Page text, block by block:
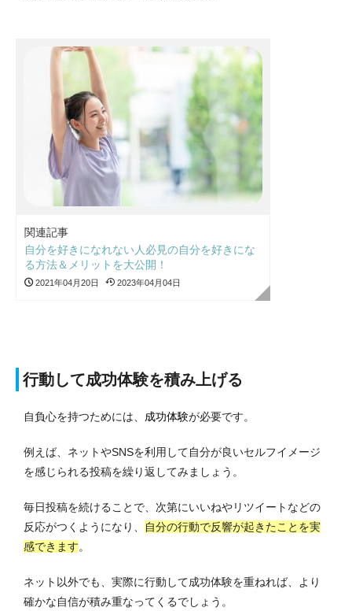
関連記事
自分を好きになれない人必見の自分を好きにな
る方法＆メリットを大公開！
2021年04月20日 2023年04月04日
行動して成功体験を積み上げる
自負心を持つためには、 成功体験が必要です。
例えば、ネットやSNSを利用して自分が良いセルフイメージ
を感じられる投稿を繰り返してみましょう。
毎日投稿を続けることで、次第にいいねやリツイートなどの
反応がつくようになり、
自分の行動で反響が起きたことを実
感できます。
ネット以外でも、実際に行動して成功体験を重ねれば、より
確かな自信が積み重なってくるでしょう。